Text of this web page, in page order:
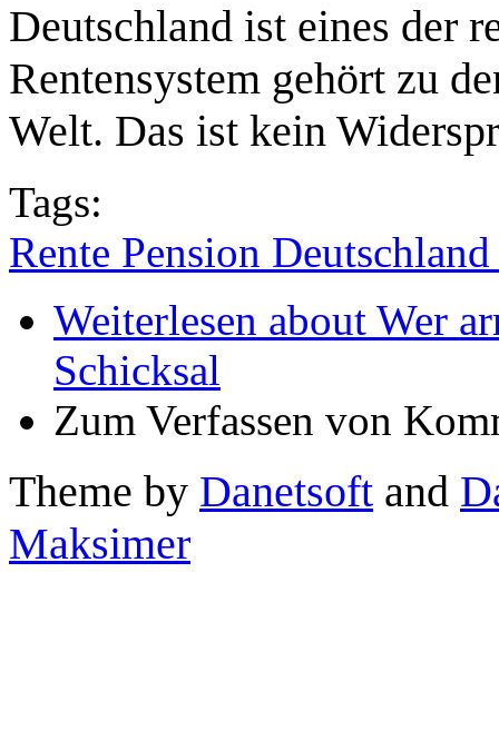
Deutschland ist eines der
Rentensystem gehört zu
Welt. Das ist kein
Tags:
Rente Pension
Weiterlesen about Wer
Schicksal
Zum Verfassen von
Theme by Danetsoft and
Maksimer